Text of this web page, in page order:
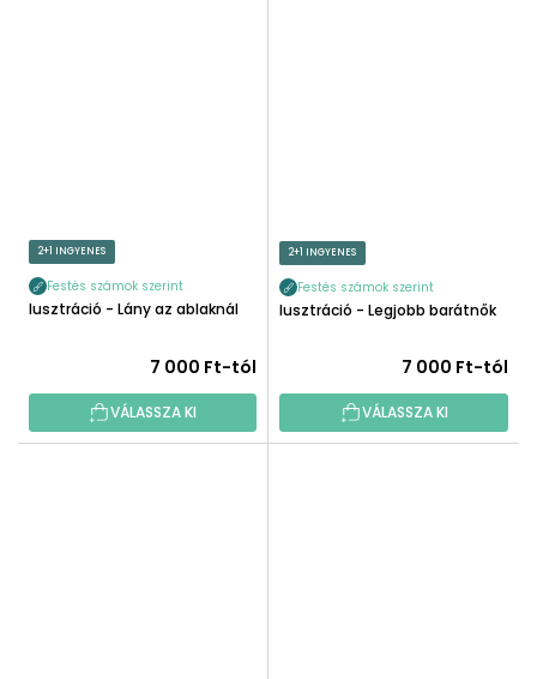
2+1 INGYENES
Festés számok szerint
Illusztráció - Lány az ablaknál
7 000 Ft-tól
VÁLASSZA KI
2+1 INGYENES
Festés számok szerint
Illusztráció - Legjobb barátnők
7 000 Ft-tól
VÁLASSZA KI